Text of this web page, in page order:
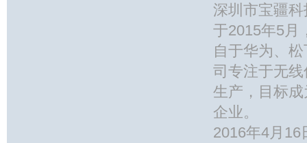
深圳市宝疆
于2015年5月
自于华为、
司专注于无
生产，目标
企业。
2016年4月16